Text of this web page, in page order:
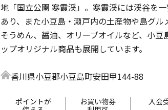
地「国立公園 寒霞渓」。寒霞渓には渓谷を
あり、また小豆島・瀬戸内の土産物や島グル
そうめん、醤油、オリーブオイルなど、小豆
ップオリジナル商品も展開しています。
香川県小豆郡小豆島町安田甲144-88
ポイントが
お買い物券
入会